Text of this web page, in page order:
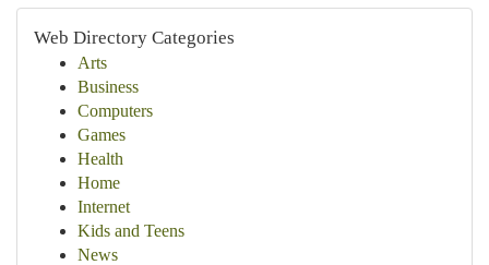
Web Directory Categories
Arts
Business
Computers
Games
Health
Home
Internet
Kids and Teens
News